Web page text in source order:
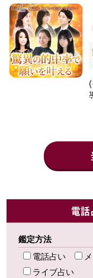
電
鑑定方法
電話占い
ライブ占い